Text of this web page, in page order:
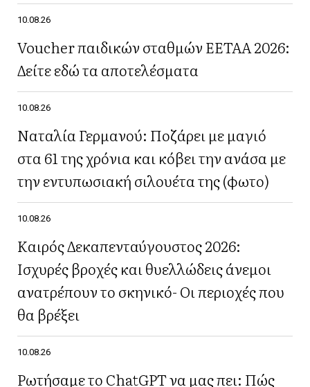
10.08.26
Voucher παιδικών σταθμών ΕΕΤΑΑ 2026:
Δείτε εδώ τα αποτελέσματα
10.08.26
Ναταλία Γερμανού: Ποζάρει με μαγιό
στα 61 της χρόνια και κόβει την ανάσα με
την εντυπωσιακή σιλουέτα της (φωτο)
10.08.26
Καιρός Δεκαπενταύγουστος 2026:
Ισχυρές βροχές και θυελλώδεις άνεμοι
ανατρέπουν το σκηνικό- Οι περιοχές που
θα βρέξει
10.08.26
Ρωτήσαμε το ChatGPT να μας πει: Πώς